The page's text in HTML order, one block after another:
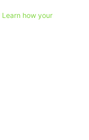
Learn how your